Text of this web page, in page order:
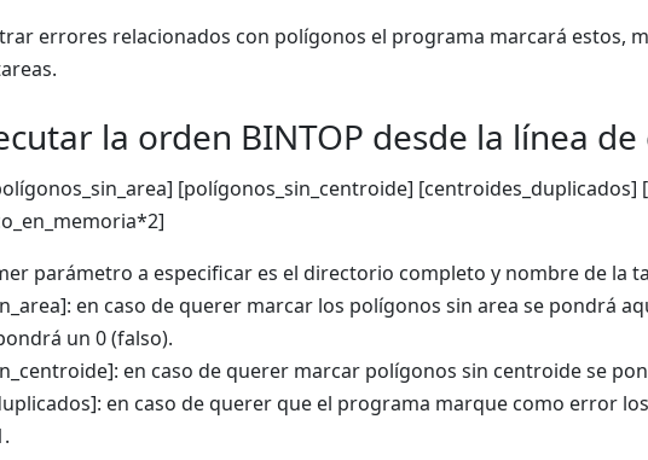
errores relacionados con polígonos el programa marcará estos,
la orden BINTOP desde la línea
[polígonos_sin_centroide]
parámetro a especificar es el directorio completo y nombre de la
en caso de querer marcar los polígonos sin area se pondrá
un 0 (falso).
en caso de querer marcar polígonos sin centroide se
en caso de querer que el programa marque como error